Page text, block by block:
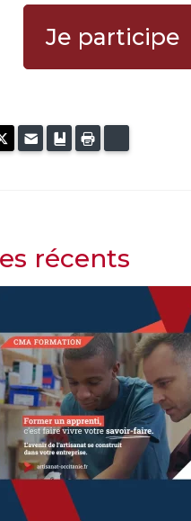
Je participe
Twitter
E-mail Ajouter aux favoris
récents